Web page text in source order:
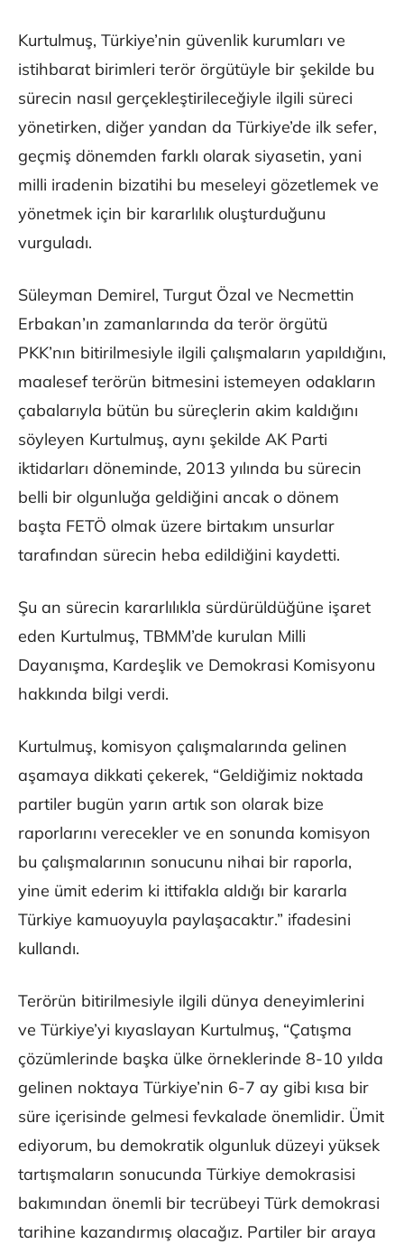
Kurtulmuş, Türkiye’nin güvenlik kurumları ve
istihbarat birimleri terör örgütüyle bir şekilde bu
sürecin nasıl gerçekleştirileceğiyle ilgili süreci
yönetirken, diğer yandan da Türkiye’de ilk sefer,
geçmiş dönemden farklı olarak siyasetin, yani
milli iradenin bizatihi bu meseleyi gözetlemek ve
yönetmek için bir kararlılık oluşturduğunu
vurguladı.
Süleyman Demirel, Turgut Özal ve Necmettin
Erbakan’ın zamanlarında da terör örgütü
PKK’nın bitirilmesiyle ilgili çalışmaların yapıldığını,
maalesef terörün bitmesini istemeyen odakların
çabalarıyla bütün bu süreçlerin akim kaldığını
söyleyen Kurtulmuş, aynı şekilde AK Parti
iktidarları döneminde, 2013 yılında bu sürecin
belli bir olgunluğa geldiğini ancak o dönem
başta FETÖ olmak üzere birtakım unsurlar
tarafından sürecin heba edildiğini kaydetti.
Şu an sürecin kararlılıkla sürdürüldüğüne işaret
eden Kurtulmuş, TBMM’de kurulan Milli
Dayanışma, Kardeşlik ve Demokrasi Komisyonu
hakkında bilgi verdi.
Kurtulmuş, komisyon çalışmalarında gelinen
aşamaya dikkati çekerek, “Geldiğimiz noktada
partiler bugün yarın artık son olarak bize
raporlarını verecekler ve en sonunda komisyon
bu çalışmalarının sonucunu nihai bir raporla,
yine ümit ederim ki ittifakla aldığı bir kararla
Türkiye kamuoyuyla paylaşacaktır.” ifadesini
kullandı.
Terörün bitirilmesiyle ilgili dünya deneyimlerini
ve Türkiye’yi kıyaslayan Kurtulmuş, “Çatışma
çözümlerinde başka ülke örneklerinde 8-10 yılda
gelinen noktaya Türkiye’nin 6-7 ay gibi kısa bir
süre içerisinde gelmesi fevkalade önemlidir. Ümit
ediyorum, bu demokratik olgunluk düzeyi yüksek
tartışmaların sonucunda Türkiye demokrasisi
bakımından önemli bir tecrübeyi Türk demokrasi
tarihine kazandırmış olacağız. Partiler bir araya